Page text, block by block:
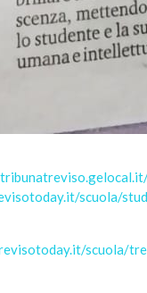
scuola/
scuola/